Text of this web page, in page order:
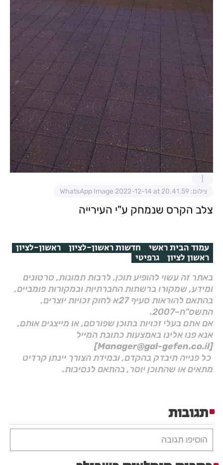
צילום: WhatsApp Image 2022-12-14 at 20.41.59
צלב הקרס שנמחק ע"י העירייה
עמוד הבית ראשי חדשות ראשון-לציון ראשון-לציון
ראשון לציון גרפיטי
באתר זה עשוי להופיע תוכן, לרבות תמונות, סרטונים
ומידע, שמקורו ברשתות החברתיות ובמקורות פומביים,
בהתאם להוראות סעיף 27א לחוק זכויות יוצרים,
התשס"ח–2007.
אם אתם בעלי זכויות בתוכן שפורסם, או מייצגים אותם,
אנא פנו אלינו באמצעות כתובת המייל
[Manager@gal-gefen.co.il]
כל פנייה תיבדק בהקדם, ובמידת הצורך יינתן קרדיט
מתאים או שהתוכן יוסר, בהתאם לנסיבות.
תגובות
הוסיפו תגובה